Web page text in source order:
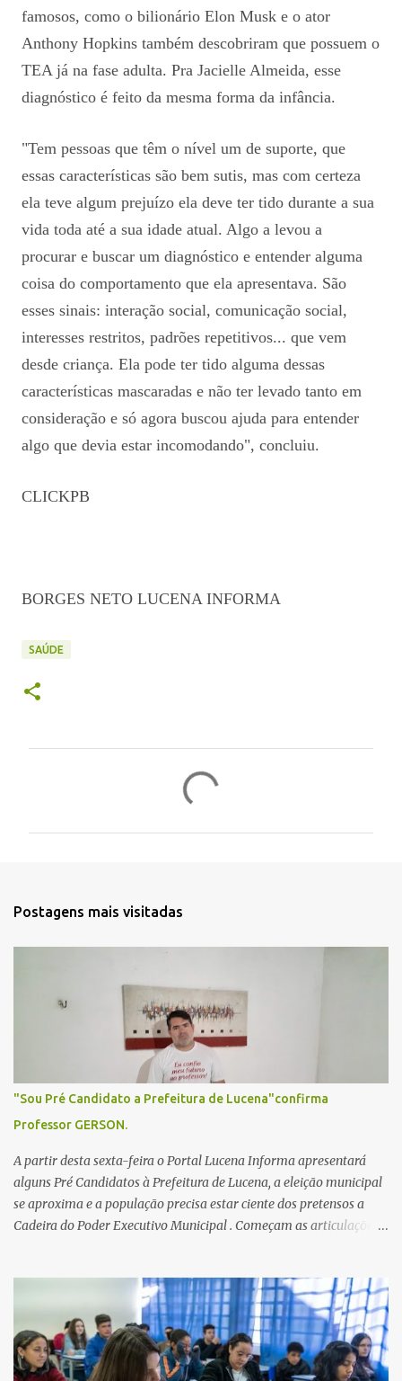
famosos, como o bilionário Elon Musk e o ator
Anthony Hopkins também descobriram que possuem o
TEA já na fase adulta. Pra Jacielle Almeida, esse
diagnóstico é feito da mesma forma da infância.
"Tem pessoas que têm o nível um de suporte, que
essas características são bem sutis, mas com certeza
ela teve algum prejuízo ela deve ter tido durante a sua
vida toda até a sua idade atual. Algo a levou a
procurar e buscar um diagnóstico e entender alguma
coisa do comportamento que ela apresentava. São
esses sinais: interação social, comunicação social,
interesses restritos, padrões repetitivos... que vem
desde criança. Ela pode ter tido alguma dessas
características mascaradas e não ter levado tanto em
consideração e só agora buscou ajuda para entender
algo que devia estar incomodando", concluiu.
CLICKPB
BORGES NETO LUCENA INFORMA
SAÚDE
r
Postagens mais visitadas
"Sou Pré Candidato a Prefeitura de Lucena"confirma
Professor GERSON.
A partir desta sexta-feira o Portal Lucena Informa apresentará
alguns Pré Candidatos à Prefeitura de Lucena, a eleição municipal
se aproxima e a população precisa estar ciente dos pretensos a
Cadeira do Poder Executivo Municipal . Começam as articulações e
Bandeira Valcinete Araújo e Professor Gerson Andrade há
possibilidade de mais nomes aparecer , ficaremos no aguardo para
trazer mais informações. A primeira entrevista foi com o
inimaginável Gerson Andrade ,Professor da Rede Municipal
(efetivo), supervisor, Formado em Pedagogia e Biomedicina pela